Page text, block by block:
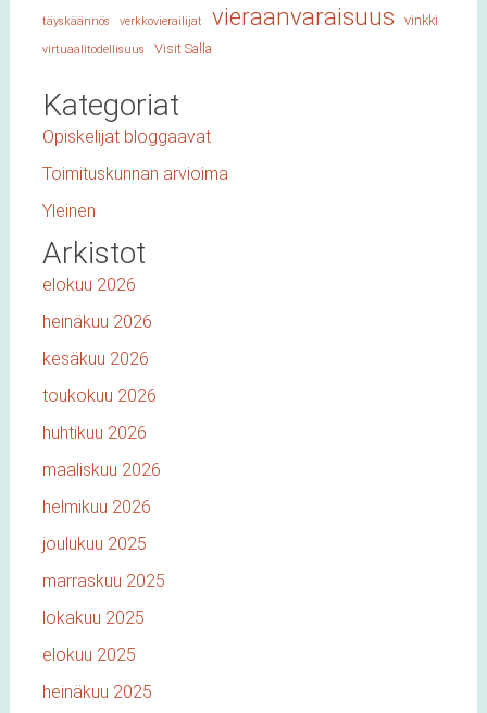
täyskäännös verkkovierailijat vieraanvaraisuus vinkki
virtuaalitodellisuus Visit Salla
Kategoriat
Opiskelijat bloggaavat
Toimituskunnan arvioima
Yleinen
Arkistot
elokuu 2026
heinäkuu 2026
kesäkuu 2026
toukokuu 2026
huhtikuu 2026
maaliskuu 2026
helmikuu 2026
joulukuu 2025
marraskuu 2025
lokakuu 2025
elokuu 2025
heinäkuu 2025